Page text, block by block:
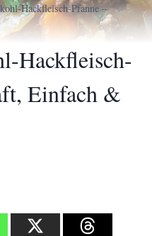
Hackfleisch-Pfanne –
Hackfleisch-
Einfach &